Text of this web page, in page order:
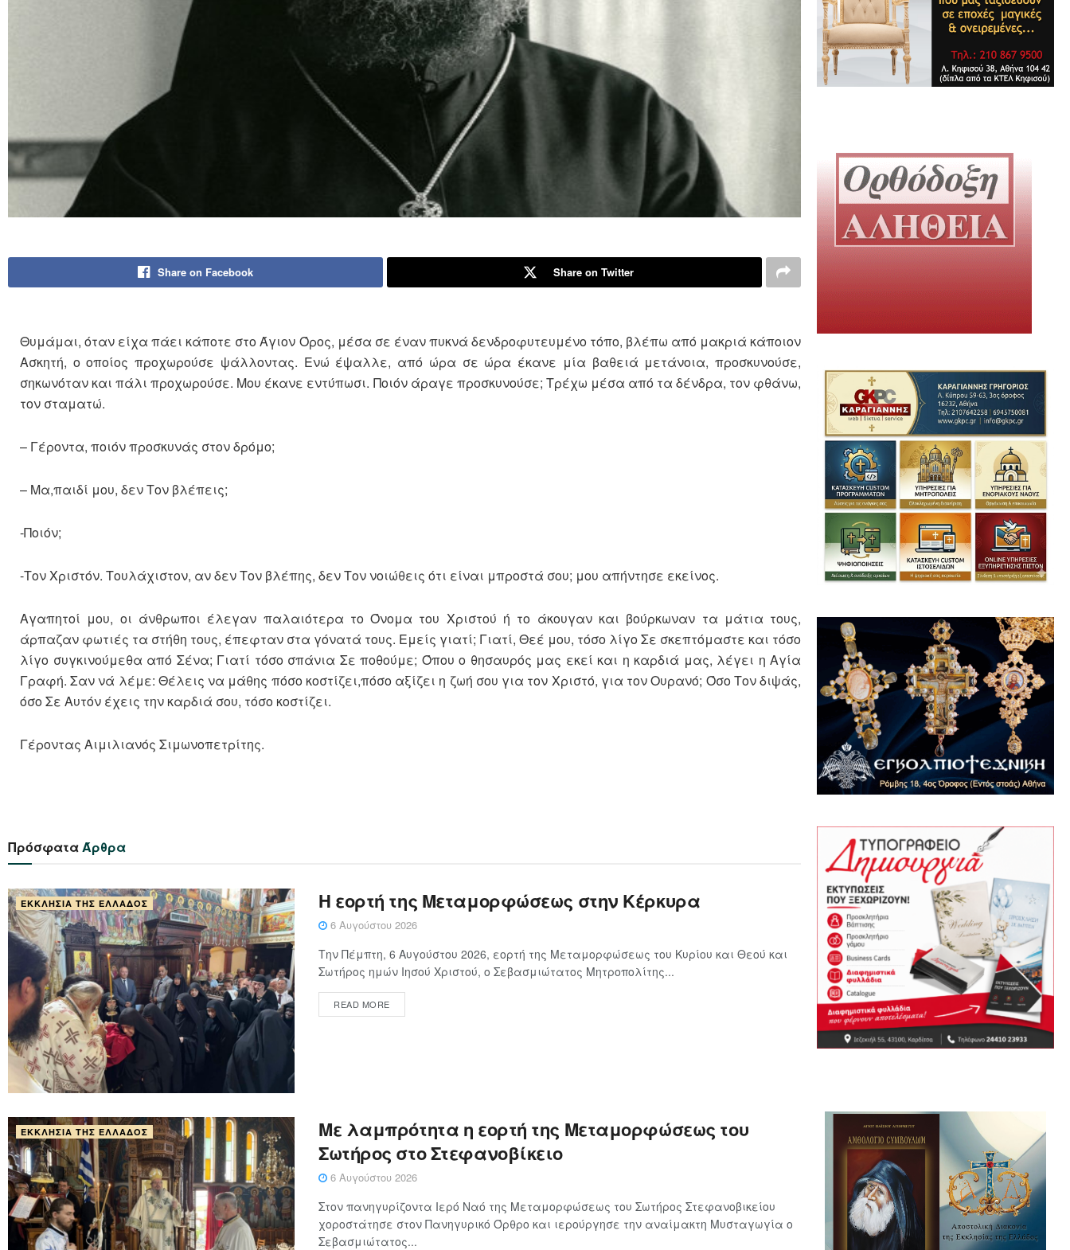
Share on Facebook Share on Twitter
Θυμάμαι, όταν είχα πάει κάποτε στο Άγιον Όρος, μέσα σε έναν πυκνά δενδροφυτευμένο τόπο, βλέπω από μακριά κάποιον
Aσκητή, ο οποίος προχωρούσε ψάλλοντας. Ενώ έψαλλε, από ώρα σε ώρα έκανε μία βαθειά μετάνοια, προσκυνούσε,
σηκωνόταν και πάλι προχωρούσε. Μου έκανε εντύπωσι. Ποιόν άραγε προσκυνούσε; Tρέχω μέσα από τα δένδρα, τον φθάνω,
τον σταματώ.
– Γέροντα, ποιόν προσκυνάς στον δρόμο;
– Mα,παιδί μου, δεν Τον βλέπεις;
-Ποιόν;
-Τον Χριστόν. Τουλάχιστον, αν δεν Τον βλέπης, δεν Τον νοιώθεις ότι είναι μπροστά σου; μου απήντησε εκείνος.
Αγαπητοί μου, οι άνθρωποι έλεγαν παλαιότερα το Όνομα του Χριστού ή το άκουγαν και βούρκωναν τα μάτια τους,
άρπαζαν φωτιές τα στήθη τους, έπεφταν στα γόνατά τους. Εμείς γιατί; Γιατί, Θεέ μου, τόσο λίγο Σε σκεπτόμαστε και τόσο
λίγο συγκινούμεθα από Σένα; Γιατί τόσο σπάνια Σε ποθούμε; Όπου ο θησαυρός μας εκεί και η καρδιά μας, λέγει η Αγία
Γραφή. Σαν νά λέμε: Θέλεις να μάθης πόσο κοστίζει,πόσο αξίζει η ζωή σου για τον Χριστό, για τον Ουρανό; Όσο Τον διψάς,
όσο Σε Αυτόν έχεις την καρδιά σου, τόσο κοστίζει.
Γέροντας Αιμιλιανός Σιμωνοπετρίτης.
Πρόσφατα Άρθρα
ΕΚΚΛΗΣΊΑ ΤΗΣ ΕΛΛΆΔΟΣ Η εορτή της Μεταμορφώσεως στην Κέρκυρα
6 Αυγούστου 2026
Την Πέμπτη, 6 Αυγούστου 2026, εορτή της Μεταμορφώσεως του Κυρίου και Θεού και
Σωτήρος ημών Ιησού Χριστού, ο Σεβασμιώτατος Μητροπολίτης...
READ MORE
ΕΚΚΛΗΣΊΑ ΤΗΣ ΕΛΛΆΔΟΣ
Με λαμπρότητα η εορτή της Μεταμορφώσεως του
Σωτήρος στο Στεφανοβίκειο
6 Αυγούστου 2026
Στον πανηγυρίζοντα Ιερό Ναό της Μεταμορφώσεως του Σωτήρος Στεφανοβικείου
χοροστάτησε στον Πανηγυρικό Όρθρο και ιερούργησε την αναίμακτη Μυσταγωγία ο
Σεβασμιώτατος...